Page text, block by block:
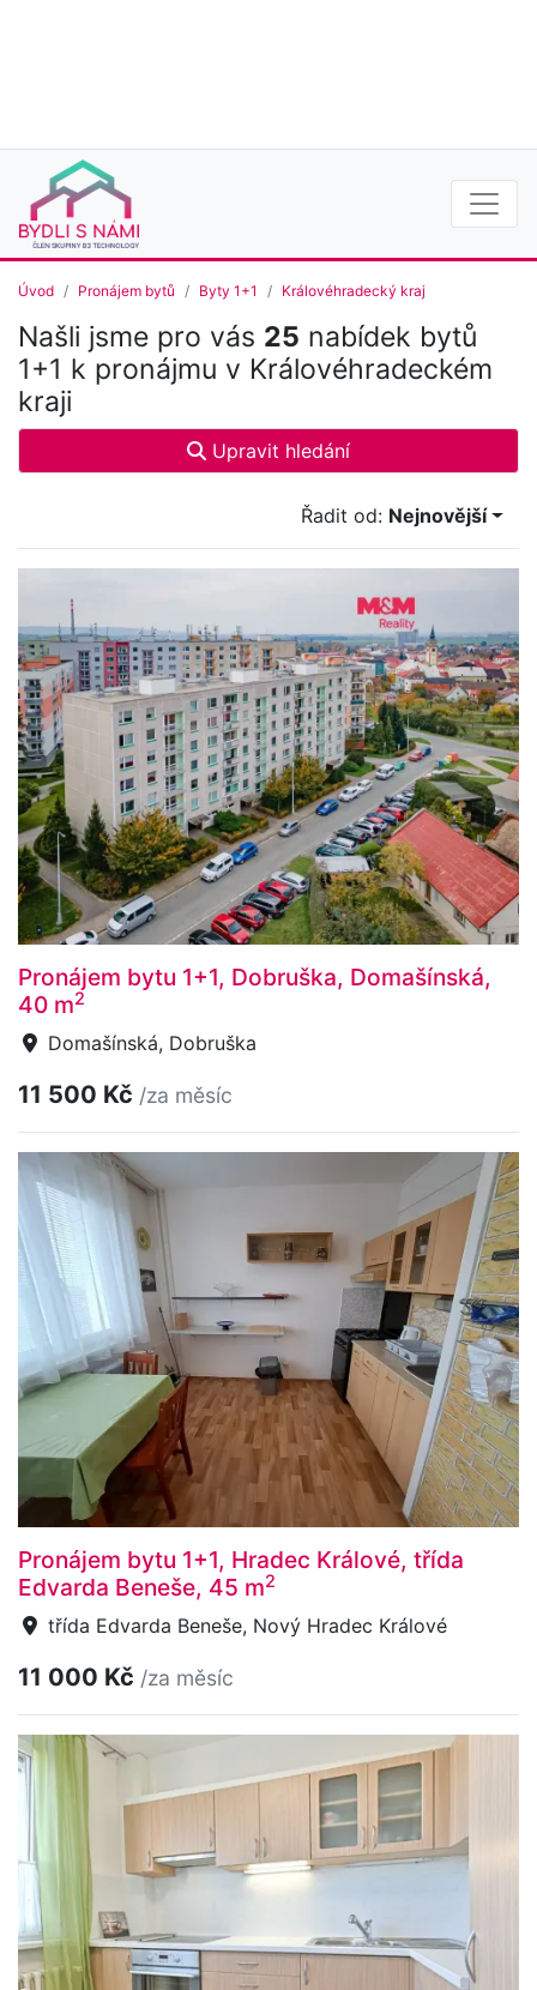
Úvod Pronájem bytů Byty 1+1 Královéhradecký kraj
Našli jsme pro vás 25 nabídek bytů
1+1 k pronájmu v Královéhradeckém
kraji
Upravit hledání
Řadit od: Nejnovější
Pronájem bytu 1+1, Dobruška, Domašínská,
40 m2
Domašínská, Dobruška
11 500 Kč /za měsíc
Pronájem bytu 1+1, Hradec Králové, třída
Edvarda Beneše, 45 m2
třída Edvarda Beneše, Nový Hradec Králové
11 000 Kč /za měsíc